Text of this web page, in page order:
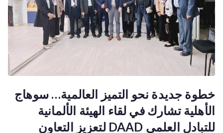
خطوة جديدة نحو التميز العالمية… سوهاج
الأهلية تشارك في لقاء الهيئة الألمانية
للتبادل العلمي DAAD لتعزيز التعاون